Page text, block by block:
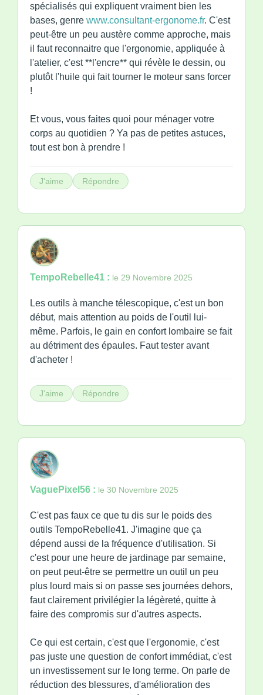
spécialisés qui expliquent vraiment bien les
bases, genre www.consultant-ergonome.fr. C'est
peut-être un peu austère comme approche, mais
il faut reconnaitre que l'ergonomie, appliquée à
l'atelier, c'est **l'encre** qui révèle le dessin, ou
plutôt l'huile qui fait tourner le moteur sans forcer
!
Et vous, vous faites quoi pour ménager votre
corps au quotidien ? Ya pas de petites astuces,
tout est bon à prendre !
J'aime Répondre
TempoRebelle41 : le 29 Novembre 2025
Les outils à manche télescopique, c'est un bon
début, mais attention au poids de l'outil lui-
même. Parfois, le gain en confort lombaire se fait
au détriment des épaules. Faut tester avant
d'acheter !
J'aime Répondre
VaguePixel56 : le 30 Novembre 2025
C'est pas faux ce que tu dis sur le poids des
outils TempoRebelle41. J'imagine que ça
dépend aussi de la fréquence d'utilisation. Si
c'est pour une heure de jardinage par semaine,
on peut peut-être se permettre un outil un peu
plus lourd mais si on passe ses journées dehors,
faut clairement privilégier la légèreté, quitte à
faire des compromis sur d'autres aspects.
Ce qui est certain, c'est que l'ergonomie, c'est
pas juste une question de confort immédiat, c'est
un investissement sur le long terme. On parle de
réduction des blessures, d'amélioration des